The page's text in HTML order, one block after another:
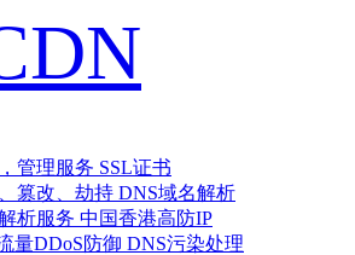
管理服务 SSL证书
篡改、劫持 DNS域名解析
析服务 中国香港高防IP
量DDoS防御 DNS污染处理